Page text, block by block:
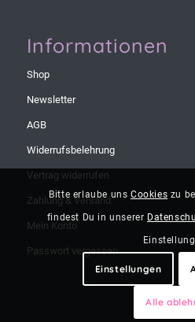
Informationen
Shop
Newsletter
AGB
Widerrufsbelehrung
Vertrag widerrufen
Zahlung & Versand
Mein Konto
Passwort vergessen
Bitte erlaube unsCookies zu
findest Du in unserer
Einstellungen
Alle